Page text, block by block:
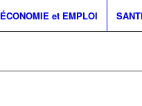
ÉCONOMIE et EMPLOI